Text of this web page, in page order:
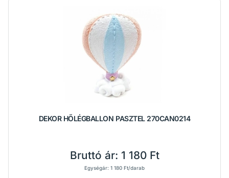
DEKOR HŐLÉGBALLON PASZTEL 270CAN0214
Bruttó ár: 1 180 Ft
Egységár: 1 180 Ft/darab